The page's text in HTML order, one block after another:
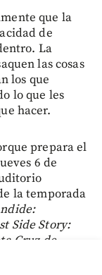
que la
de
La
las cosas
los que
lo que les
hacer.
prepara el
6 de
la temporada
Side Story:
Cruz de
sinfónica